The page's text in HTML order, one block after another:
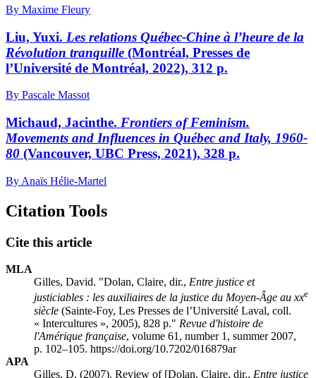
By Maxime Fleury
Liu, Yuxi. Les relations Québec-Chine à l’heure de la
Révolution tranquille (Montréal, Presses de
l’Université de Montréal, 2022), 312 p.
By Pascale Massot
Michaud, Jacinthe. Frontiers of Feminism.
Movements and Influences in Québec and Italy, 1960-
80 (Vancouver, UBC Press, 2021), 328 p.
By Anaïs Hélie-Martel
Citation Tools
Cite this article
MLA
Gilles, David. "Dolan, Claire, dir., Entre justice et
justiciables : les auxiliaires de la justice du Moyen-Âge auxxe
siècle (Sainte-Foy, Les Presses de l’Université Laval, coll.
« Intercultures », 2005), 828 p." Revue d'histoire de
l'Amérique française, volume 61, number 1, summer 2007,
p. 102–105. https://doi.org/10.7202/016879ar
APA
Gilles, D. (2007). Review of [Dolan, Claire, dir., Entre justice